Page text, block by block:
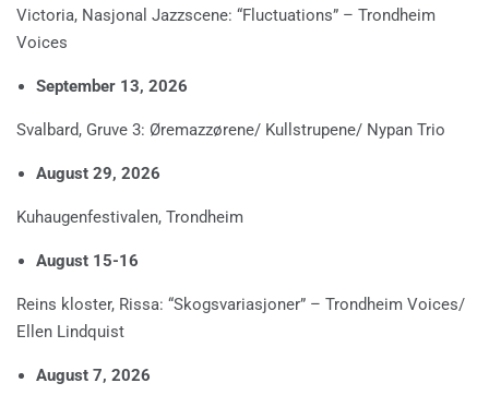
Victoria, Nasjonal Jazzscene: “Fluctuations” – Trondheim
Voices
September 13, 2026
Svalbard, Gruve 3: Øremazzørene/ Kullstrupene/ Nypan Trio
August 29, 2026
Kuhaugenfestivalen, Trondheim
August 15-16
Reins kloster, Rissa: “Skogsvariasjoner” – Trondheim Voices/
Ellen Lindquist
August 7, 2026